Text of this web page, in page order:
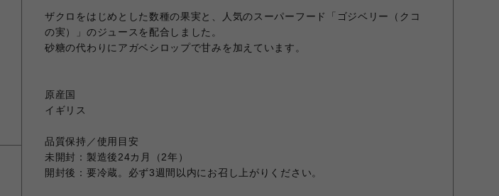
ザクロをはじめとした数種の果実と、人気のスーパーフード「ゴジベリー（クコ
の実）」のジュースを配合しました。
砂糖の代わりにアガベシロップで甘みを加えています。
原産国
イギリス
品質保持／使用目安
未開封：製造後24カ月（2年）
開封後：要冷蔵。必ず3週間以内にお召し上がりください。